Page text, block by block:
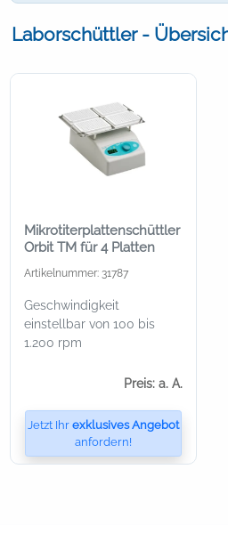
Laborschüttler -
Mikrotiterplattenschüttler
Orbit TM für 4 Platten
Artikelnummer: 31787
Geschwindigkeit
einstellbar von 100 bis
1.200 rpm
Preis: a. A.
Jetzt Ihr exklusives Angebot
anfordern!